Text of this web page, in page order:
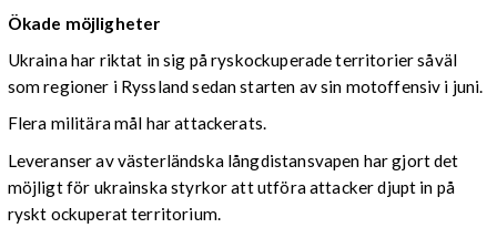
Ökade möjligheter
Ukraina har riktat in sig på ryskockuperade territorier såväl
som regioner i Ryssland sedan starten av sin motoffensiv i juni.
Flera militära mål har attackerats.
Leveranser av västerländska långdistansvapen har gjort det
möjligt för ukrainska styrkor att utföra attacker djupt in på
ryskt ockuperat territorium.